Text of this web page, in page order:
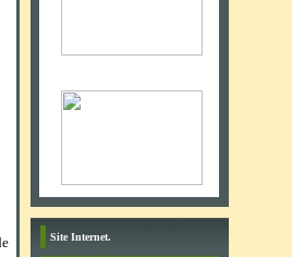
Site Internet.